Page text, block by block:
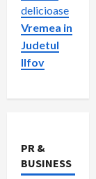
delicioase
Vremea in
Judetul
Ilfov
PR &
BUSINESS